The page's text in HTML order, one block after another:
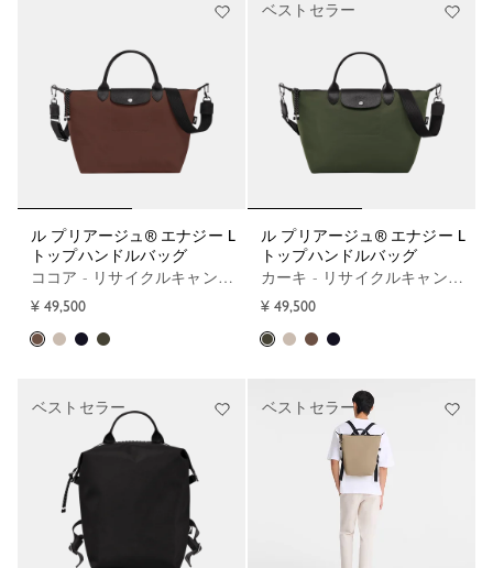
ル プリアージュ® エナジー L
トップハンドルバッグ
ココア - リサイクルキャンバス
¥ 49,500
ル プリアージュ® エナジー L
トップハンドルバッグ
カーキ - リサイクルキャンバス
¥ 49,500
ベストセラー
ベストセラー ベストセラー